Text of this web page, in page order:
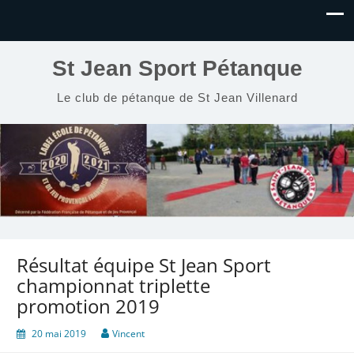
St Jean Sport Pétanque
Le club de pétanque de St Jean Villenard
Résultat équipe St Jean Sport
championnat triplette
promotion 2019
20 mai 2019 Vincent